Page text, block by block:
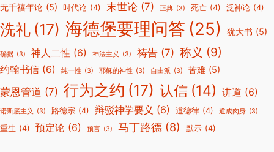
无千禧年论 (5) 时代论 (4) 末世论 (7) 正典 (3) 死亡 (4) 泛神论 (4)
洗礼 (17) 海德堡要理问答 (25) 犹大书 (5)
确据 (3) 神人二性 (6) 神法主义 (3) 祷告 (7) 称义 (9)
约翰书信 (6) 纯一性 (3) 耶稣的神性 (3) 自由派 (3) 苦难 (5)
蒙恩管道 (7) 行为之约 (17) 认信 (14) 讲道 (6)
诺斯底主义 (3) 路德宗 (4) 辩驳神学要义 (6) 道德律 (4) 道成肉身 (3)
重生 (4) 预定论 (6) 预言 (3) 马丁路德 (8) 默示 (4)